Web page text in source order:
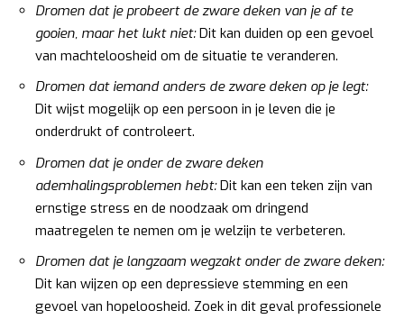
Dromen dat je probeert de zware deken van je af te
gooien, maar het lukt niet:Dit kan duiden op een gevoel
van machteloosheid om de situatie te veranderen.
Dromen dat iemand anders de zware deken op je legt:
Dit wijst mogelijk op een persoon in je leven die je
onderdrukt of controleert.
Dromen dat je onder de zware deken
ademhalingsproblemen hebt:Dit kan een teken zijn van
ernstige stress en de noodzaak om dringend
maatregelen te nemen om je welzijn te verbeteren.
Dromen dat je langzaam wegzakt onder de zware deken:
Dit kan wijzen op een depressieve stemming en een
gevoel van hopeloosheid. Zoek in dit geval professionele